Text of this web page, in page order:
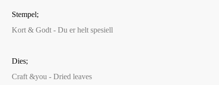
Stempel;
Kort & Godt - Du er helt spesiell
Dies;
Craft &you - Dried leaves